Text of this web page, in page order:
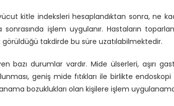
kitle indeksleri hesaplandıktan sonra, ne
işlem uygulanır. Hastaların
takdirde bu süre uzatılabilmektedir.
bazı durumlar vardır. Mide ülserleri, aşırı
geniş mide fıtıkları ile birlikte endoskopi
bozuklukları olan kişilere işlem